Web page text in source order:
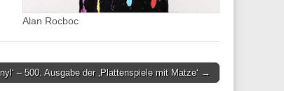
Alan Rocboc
– 500. Ausgabe der ‚Plattenspiele mit Matze‘ →